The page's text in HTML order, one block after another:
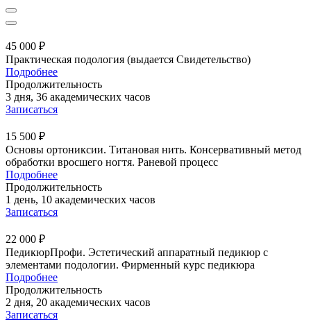
45 000 ₽
Практическая подология (выдается Свидетельство)
Подробнее
Продолжительность
3 дня, 36 академических часов
Записаться
15 500 ₽
Основы ортониксии. Титановая нить. Консервативный метод
обработки вросшего ногтя. Раневой процесс
Подробнее
Продолжительность
1 день, 10 академических часов
Записаться
22 000 ₽
ПедикюрПрофи. Эстетический аппаратный педикюр с
элементами подологии. Фирменный курс педикюра
Подробнее
Продолжительность
2 дня, 20 академических часов
Записаться